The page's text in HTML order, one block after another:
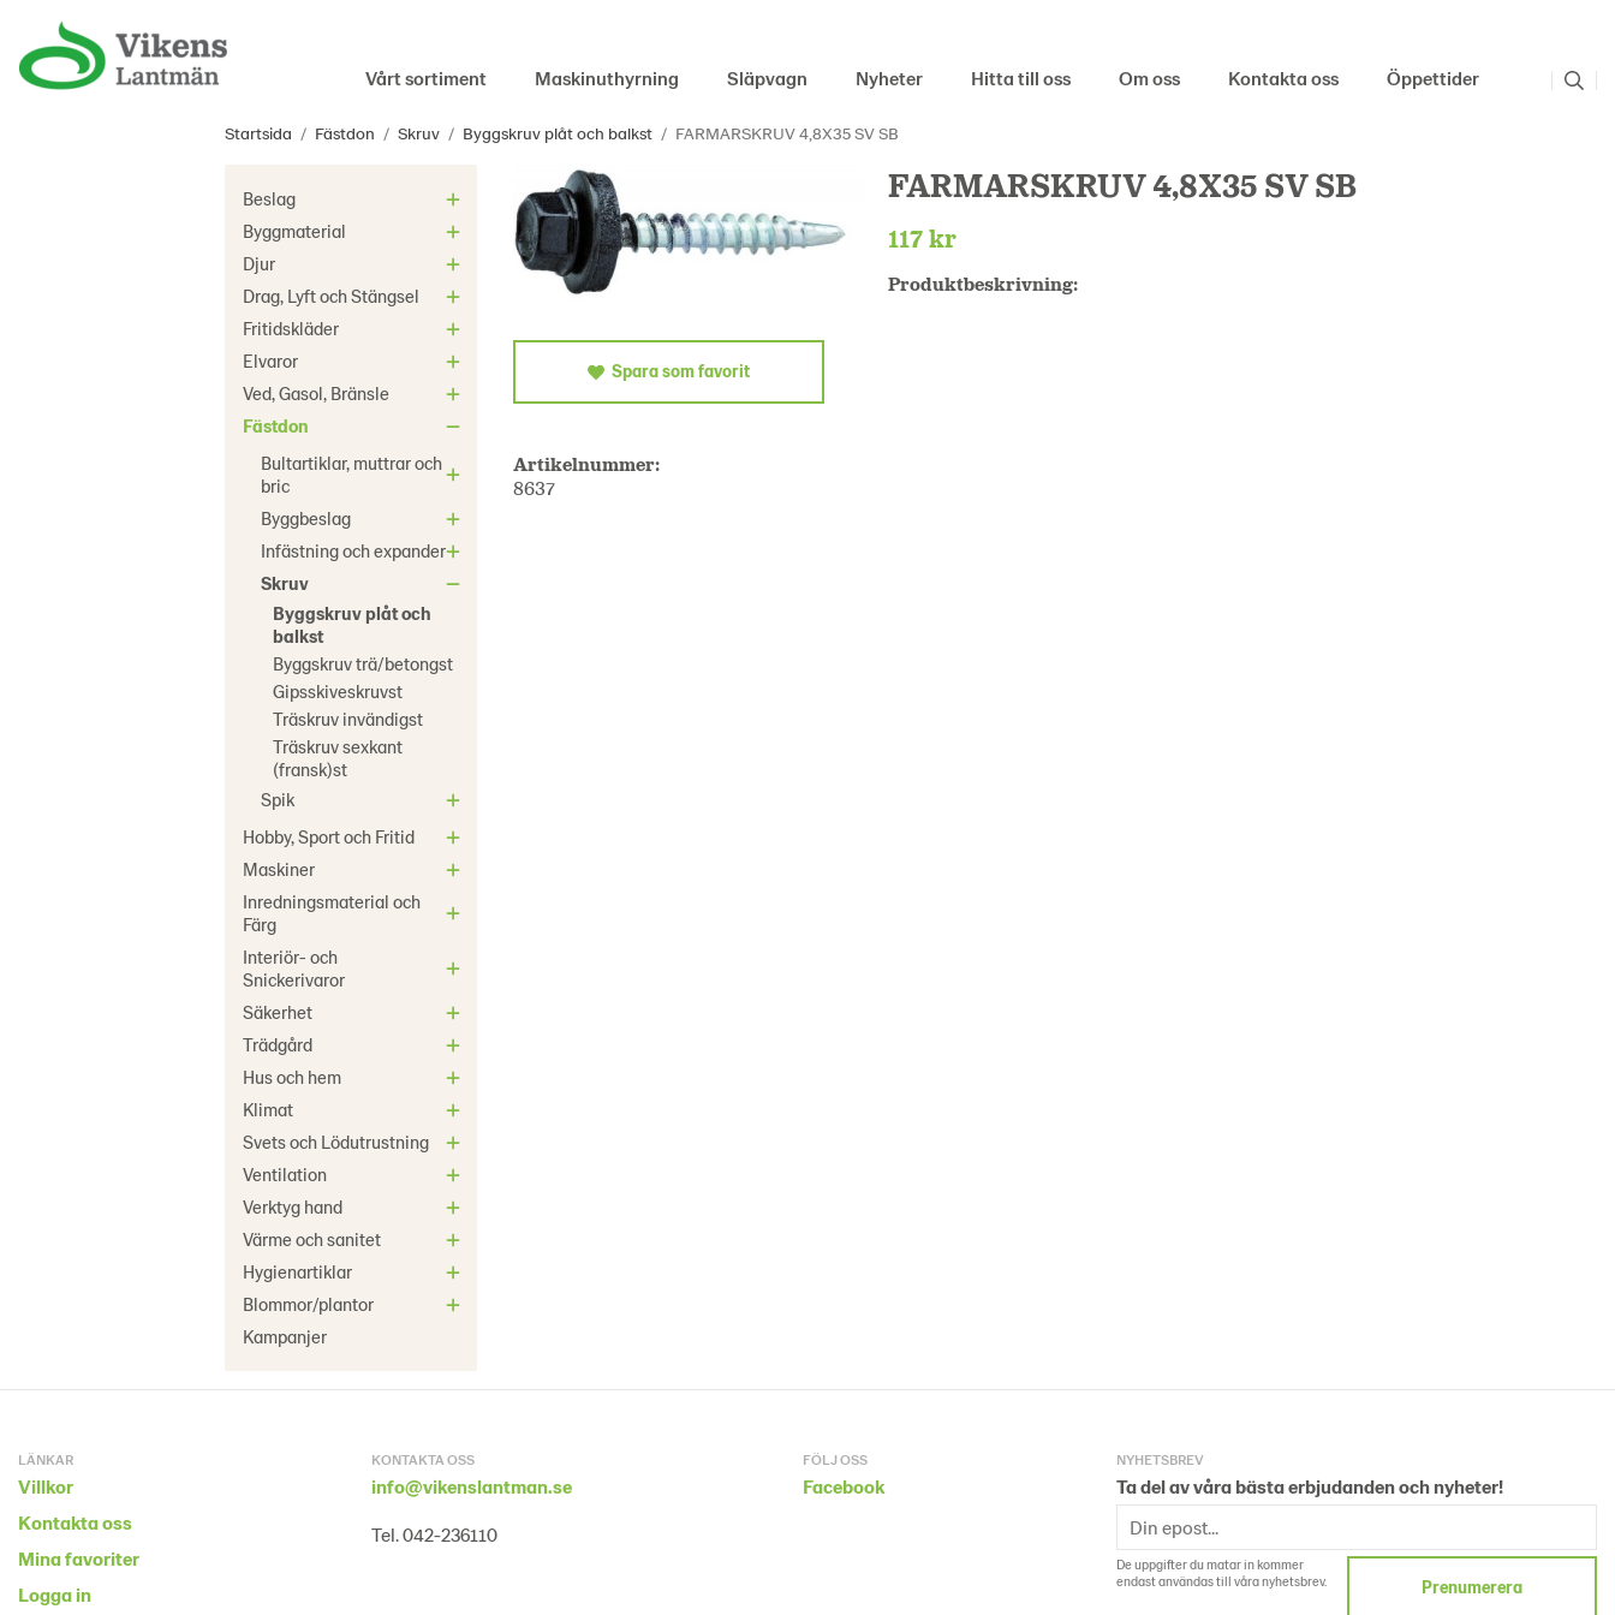
Vårt sortiment Maskinuthyrning Släpvagn Nyheter Hitta till oss Om oss Kontakta oss Öppettider
Startsida / Fästdon / Skruv / Byggskruv plåt och balkst / FARMARSKRUV 4,8X35 SV SB
Beslag
Byggmaterial
Djur
Drag, Lyft och Stängsel
Fritidskläder
Elvaror
Ved, Gasol, Bränsle
Fästdon
Bultartiklar, muttrar och
bric
Byggbeslag
Infästning och expander
Skruv
Byggskruv plåt och
balkst
Byggskruv trä/betongst
Gipsskiveskruvst
Träskruv invändigst
Träskruv sexkant
(fransk)st
Spik
Hobby, Sport och Fritid
Maskiner
Inredningsmaterial och
Färg
Interiör- och
Snickerivaror
Säkerhet
Trädgård
Hus och hem
Klimat
Svets och Lödutrustning
Ventilation
Verktyg hand
Värme och sanitet
Hygienartiklar
Blommor/plantor
Kampanjer
FARMARSKRUV 4,8X35 SV SB
117 kr
Produktbeskrivning:
Spara som favorit
Artikelnummer:
8637
LÄNKAR
Villkor
Kontakta oss
Mina favoriter
Logga in
KONTAKTA OSS
info@vikenslantman.se
Tel. 042-236110
FÖLJ OSS
Facebook
NYHETSBREV
Ta del av våra bästa erbjudanden och nyheter!
De uppgifter du matar in kommer
endast användas till våra nyhetsbrev.
Prenumerera